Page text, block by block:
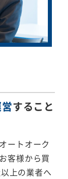
すること
ートオーク
客様から買
上の業者へ